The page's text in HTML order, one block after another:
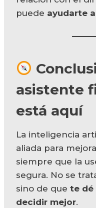
puede ayudarte
asistente
está aquí
La inteligencia
aliada para
siempre que la
segura. No se
sino de que te dé
decidir mejor.